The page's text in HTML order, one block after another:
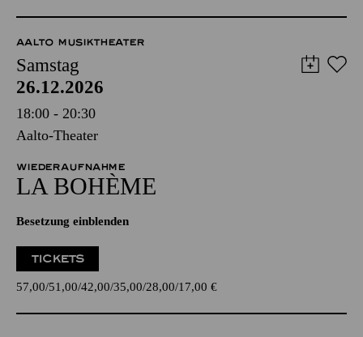
AALTO MUSIKTHEATER
Samstag
26.12.2026
18:00 - 20:30
Aalto-Theater
WIEDERAUFNAHME
LA BOHÈME
Besetzung einblenden
TICKETS
57,00 51,00 42,00 35,00 28,00 17,00 €